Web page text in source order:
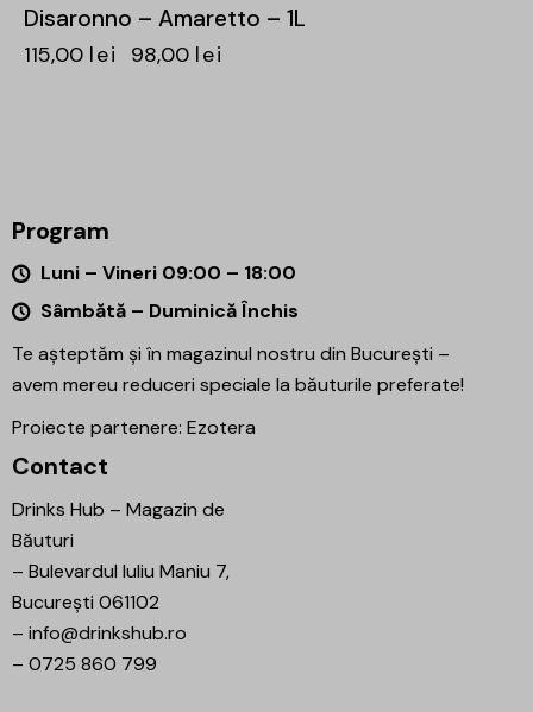
Disaronno – Amaretto – 1L
115,00 lei 98,00 lei
Program
Luni – Vineri 09:00 – 18:00
Sâmbătă – Duminică Închis
Te așteptăm și în magazinul nostru din București –
avem mereu reduceri speciale la băuturile preferate!
Proiecte partenere: Ezotera
Contact
Drinks Hub – Magazin de
Băuturi
– Bulevardul Iuliu Maniu 7,
București 061102
– info@drinkshub.ro
– 0725 860 799